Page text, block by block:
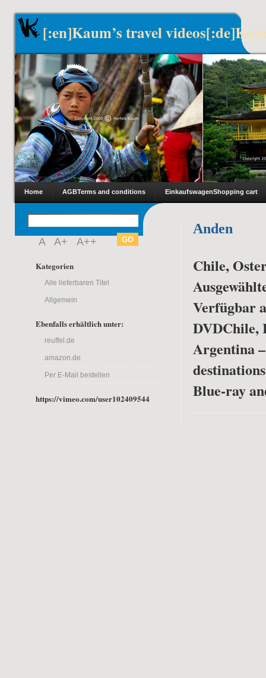
[:en]Kaum’s travel
Home AGBTerms and conditions EinkaufswagenShopping cart
A A+ A++
Kategorien
Alle lieferbaren Titel
Allgemein
Ebenfalls erhältlich unter:
reuffel.de
amazon.de
Per E-Mail bestellen
https://vimeo.com/user102409544
Anden
Chile,
Verfügbar
DVDChile,
Argentina
Blue-ray